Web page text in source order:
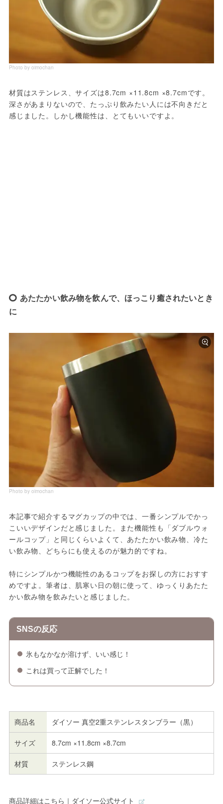
Photo by oimochan
材質はステンレス、サイズは8.7cm ×11.8cm ×8.7cmです。
深さがあまりないので、たっぷり飲みたい人には不向きだと
感じました。しかし機能性は、とてもいいですよ。
あたたかい飲み物を飲んで、ほっこり癒されたいとき
に
Photo by oimochan
本記事で紹介するマグカップの中では、一番シンプルでかっ
こいいデザインだと感じました。また機能性も「ダブルウォ
ールコップ」と同じくらいよくて、あたたかい飲み物、冷た
い飲み物、どちらにも使えるのが魅力的ですね。
特にシンプルかつ機能性のあるコップをお探しの方におすす
めですよ。筆者は、肌寒い日の朝に使って、ゆっくりあたた
かい飲み物を飲みたいと感じました。
SNSの反応
氷もなかなか溶けず、いい感じ！
これは買って正解でした！
商品名 ダイソー 真空2重ステンレスタンブラー（黒）
サイズ 8.7cm ×11.8cm ×8.7cm
材質 ステンレス鋼
商品詳細はこちら｜ダイソー公式サイト